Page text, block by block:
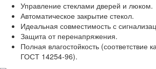
Управление стеклами дверей и люком.
Автоматическое закрытие стекол.
Идеальная совместимость с
Защита от перенапряжения.
Полная влагостойкость (соответствие
ГОСТ 14254-96).